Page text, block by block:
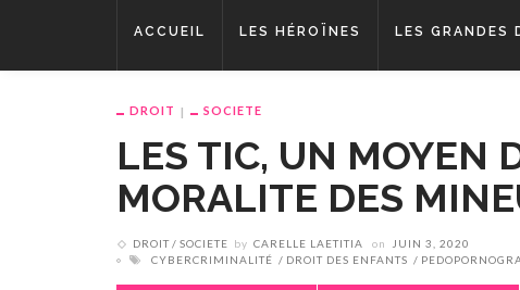
ACCUEIL LES HÉROÏNES LES GRANDES
DROIT SOCIETE
LES TIC, UN MOYEN
MORALITE DES
DROIT SOCIETE by CARELLE LAETITIA on
JUIN 3, 2020
CYBERCRIMINALITÉ
DROIT DES ENFANTS